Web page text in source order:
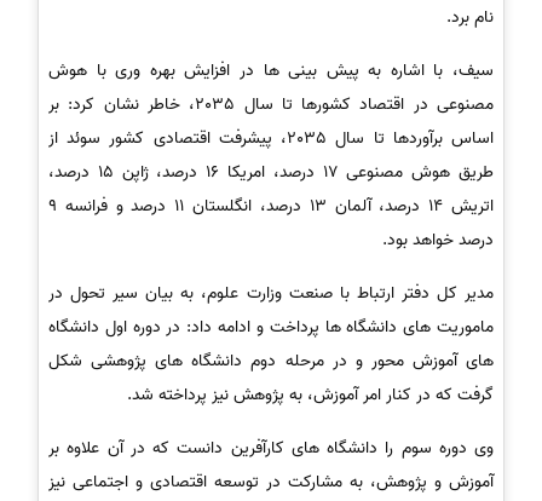
نام برد.
سیف، با اشاره به پیش بینی ها در افزایش بهره وری با هوش
مصنوعی در اقتصاد کشورها تا سال 2035، خاطر نشان کرد: بر
اساس برآوردها تا سال 2035، پیشرفت اقتصادی کشور سوئد از
طریق هوش مصنوعی 17 درصد، امریکا 16 درصد، ژاپن 15 درصد،
اتریش 14 درصد، آلمان 13 درصد، انگلستان 11 درصد و فرانسه 9
درصد خواهد بود.
مدیر کل دفتر ارتباط با صنعت وزارت علوم، به بیان سیر تحول در
ماموریت های دانشگاه ها پرداخت و ادامه داد: در دوره اول دانشگاه
های آموزش محور و در مرحله دوم دانشگاه های پژوهشی شکل
گرفت که در کنار امر آموزش، به پژوهش نیز پرداخته شد.
وی دوره سوم را دانشگاه های کارآفرین دانست که در آن علاوه بر
آموزش و پژوهش، به مشارکت در توسعه اقتصادی و اجتماعی نیز